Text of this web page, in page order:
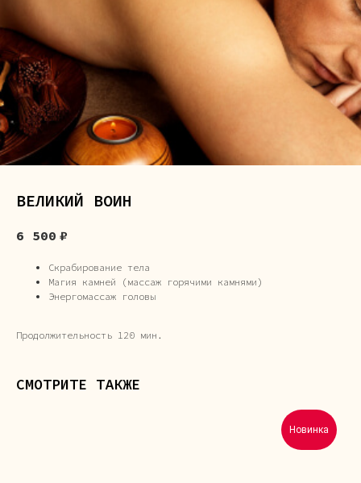
ВЕЛИКИЙ ВОИН
6 500 ₽
Скрабирование тела
Магия камней (массаж горячими камнями)
Энергомассаж головы
Продолжительность 120 мин.
СМОТРИТЕ ТАКЖЕ
Новинка